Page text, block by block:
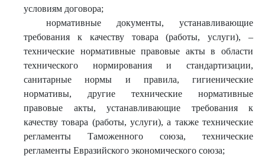
условиям договора;
нормативные документы, устанавливающие
требования к качеству товара (работы, услуги), –
технические нормативные правовые акты в области
технического нормирования и стандартизации,
санитарные нормы и правила, гигиенические
нормативы, другие технические нормативные
правовые акты, устанавливающие требования к
качеству товара (работы, услуги), а также технические
регламенты Таможенного союза, технические
регламенты Евразийского экономического союза;